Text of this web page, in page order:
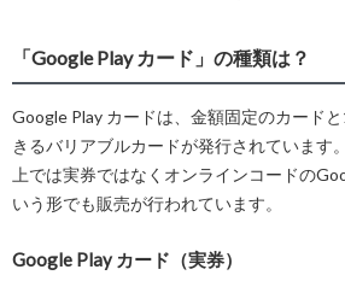
「Google Play カード」の種類は？
Google Play カードは、金額固定のカード
きるバリアブルカードが発行されています
上では実券ではなくオンラインコードの
いう形でも販売が行われています。
Google Play カード（実券）